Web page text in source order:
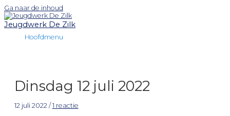
Ga naar de inhoud
Jeugdwerk De Zilk
Hoofdmenu
Dinsdag 12 juli 2022
12 juli 2022 / 1 reactie